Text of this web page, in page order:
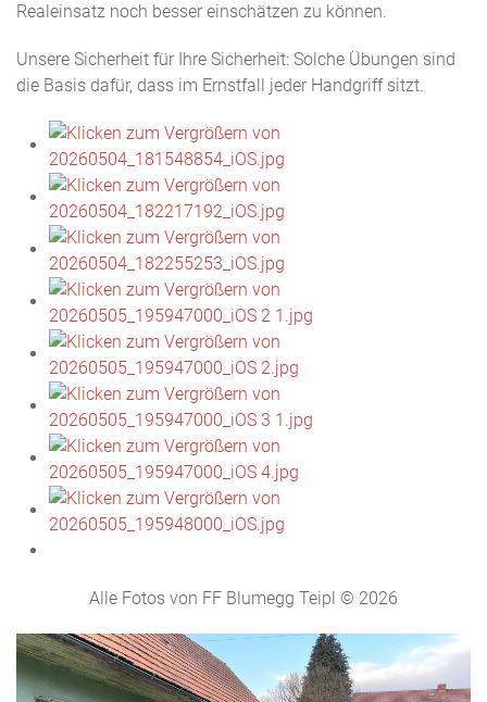
Realeinsatz noch besser einschätzen zu können.
Unsere Sicherheit für Ihre Sicherheit: Solche Übungen sind
die Basis dafür, dass im Ernstfall jeder Handgriff sitzt.
Alle Fotos von FF Blumegg Teipl © 2026